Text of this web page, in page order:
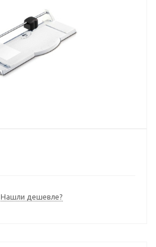
Нашли дешевле?